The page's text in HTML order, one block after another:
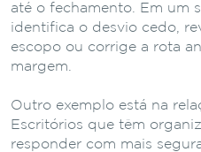
até o fechamento. Em um
identifica o desvio cedo,
escopo ou corrige a rota
margem.
Outro exemplo está na
Escritórios que têm
responder com mais